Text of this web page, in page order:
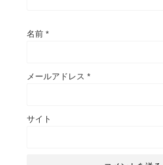
名前 *
メールアドレス *
サイト